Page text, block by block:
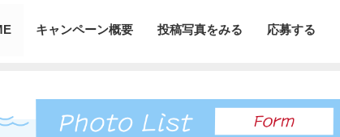
キャンペーン概要 投稿写真をみる 応募する